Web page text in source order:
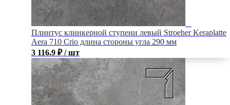
Плинтус клинкерной ступени левый Stroeher Keraplatte
Aera 710 Crio длина стороны угла 290 мм
3 116.9 ₽ / шт